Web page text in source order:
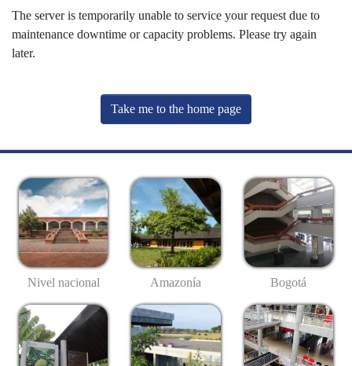
The server is temporarily unable to service your request due to
maintenance downtime or capacity problems. Please try again
later.
Take me to the home page
Nivel nacional Amazonía Bogotá